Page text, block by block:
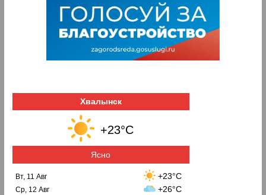
Хвалынск
+23°C
Ясно
Вт, 11 Авг +23°C
Ср, 12 Авг +26°C